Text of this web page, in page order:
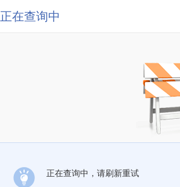
正在查询中
正在查询中，请刷新重试